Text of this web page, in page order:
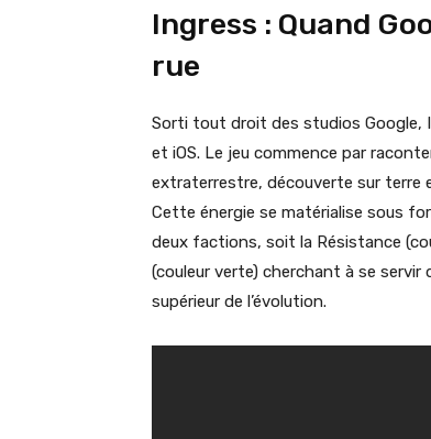
Ingress : Quand
rue
Sorti tout droit des studios Google,
et iOS. Le jeu commence par
extraterrestre, découverte sur terre
Cette énergie se matérialise sous
deux factions, soit la Résistance
(couleur verte) cherchant à se servir
supérieur de l’évolution.